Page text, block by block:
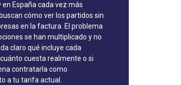
en España cada vez más
cómo ver los partidos sin
en la factura. El problema
se han multiplicado y no
claro qué incluye cada
cuesta realmente o si
contratarla como
a tu tarifa actual.